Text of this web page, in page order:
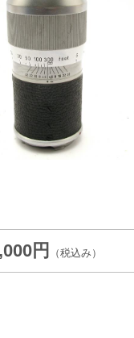
円 （税込み）